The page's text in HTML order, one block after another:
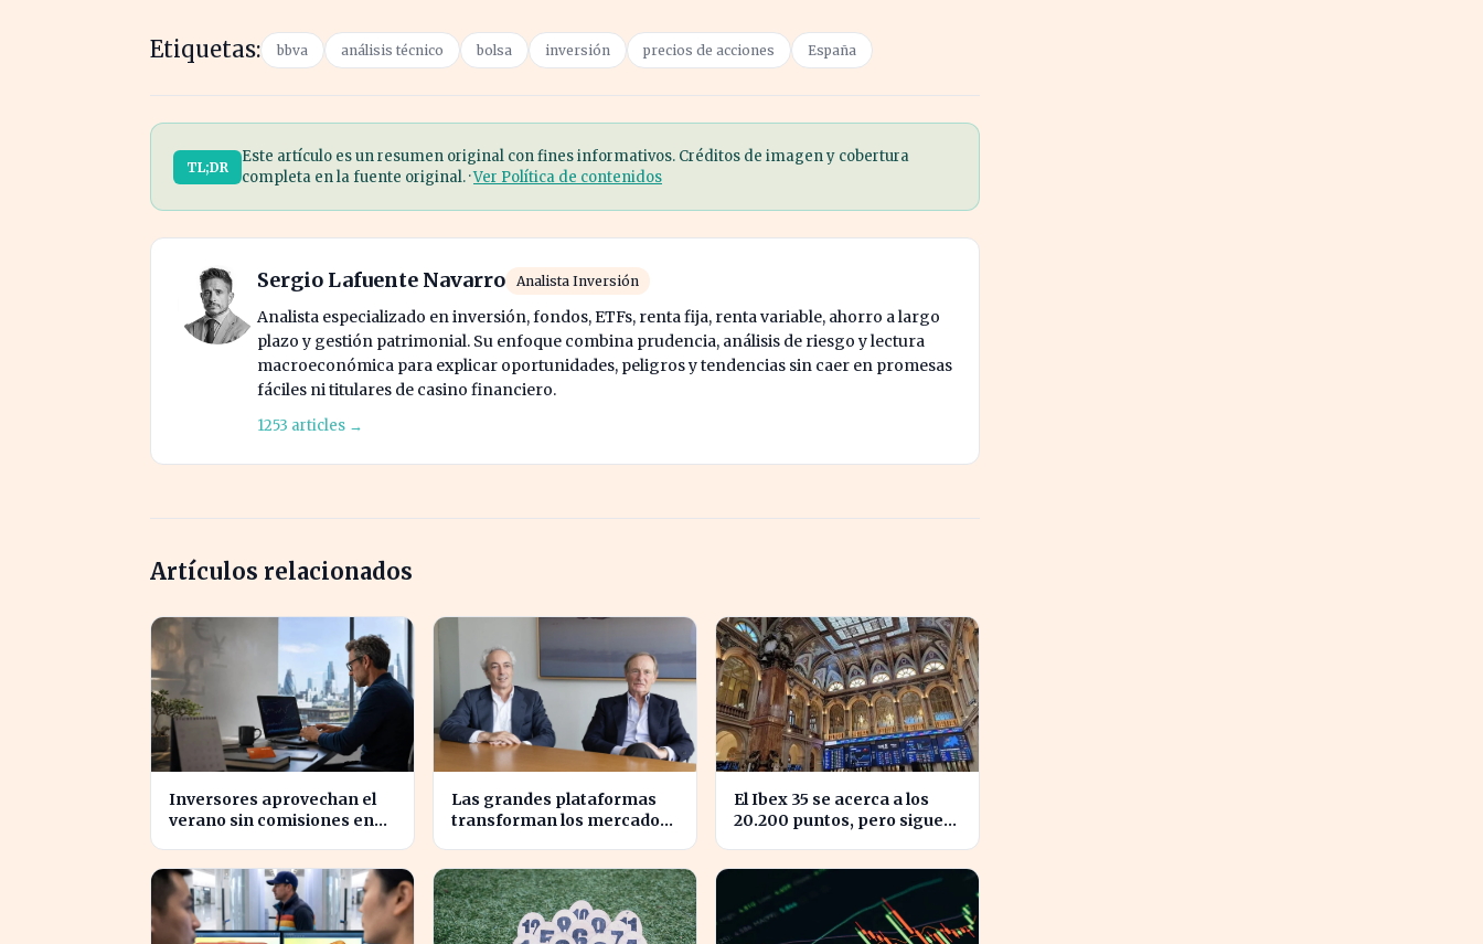
Etiquetas: bbva análisis técnico bolsa inversión precios de acciones España
TL;DR
Este artículo es un resumen original con fines informativos. Créditos de imagen y cobertura
completa en la fuente original. ·Ver Política de contenidos
Sergio Lafuente Navarro Analista Inversión
Analista especializado en inversión, fondos, ETFs, renta fija, renta variable, ahorro a largo
plazo y gestión patrimonial. Su enfoque combina prudencia, análisis de riesgo y lectura
macroeconómica para explicar oportunidades, peligros y tendencias sin caer en promesas
fáciles ni titulares de casino financiero.
1253 articles →
Artículos relacionados
Inversores aprovechan el
verano sin comisiones en
internacional
Las grandes plataformas
transforman los mercados
El Ibex 35 se acerca a los
20.200 puntos, pero sigue